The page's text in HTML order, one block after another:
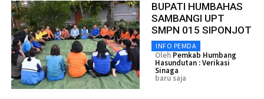
BUPATI HUMBAHAS
SAMBANGI UPT
SMPN 015 SIPONJOT
INFO PEMDA
Oleh Pemkab Humbang
Hasundutan : Verikasi
Sinaga
baru saja